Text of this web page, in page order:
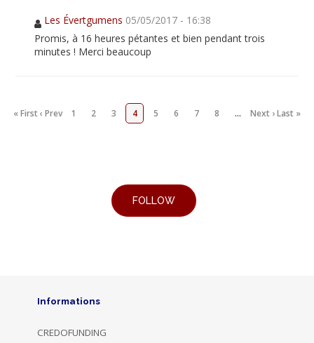
Les Évertgumens 05/05/2017 - 16:38
Promis, à 16 heures pétantes et bien pendant trois
minutes ! Merci beaucoup
« First‹ Prev 1 2 3 4 5 6 7 8 … Next ›Last »
Informations
CREDOFUNDING